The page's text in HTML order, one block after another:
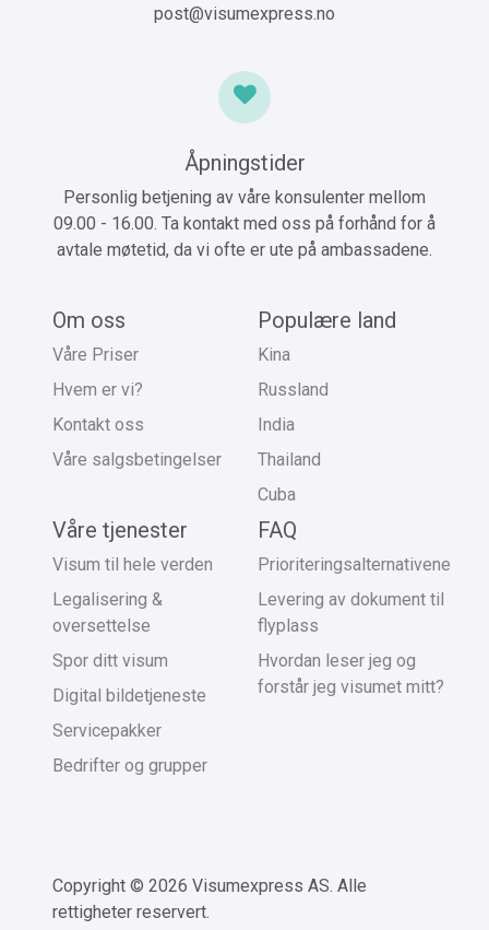
post@visumexpress.no
Åpningstider
Personlig betjening av våre konsulenter mellom
09.00 - 16.00. Ta kontakt med oss på forhånd for å
avtale møtetid, da vi ofte er ute på ambassadene.
Om oss
Våre Priser
Hvem er vi?
Kontakt oss
Våre salgsbetingelser
Populære land
Kina
Russland
India
Thailand
Cuba
Våre tjenester
Visum til hele verden
Legalisering &
oversettelse
Spor ditt visum
Digital bildetjeneste
Servicepakker
Bedrifter og grupper
FAQ
Prioriteringsalternativene
Levering av dokument til
flyplass
Hvordan leser jeg og
forstår jeg visumet mitt?
Copyright © 2026 Visumexpress AS. Alle
rettigheter reservert.